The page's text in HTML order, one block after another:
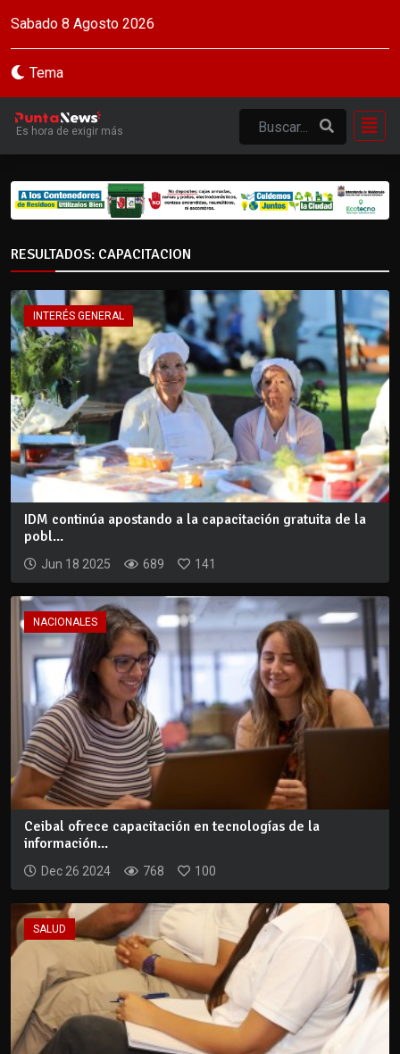
Sabado 8 Agosto 2026
Tema
Es hora de exigir más
RESULTADOS: CAPACITACION
INTERÉS GENERAL
IDM continúa apostando a la capacitación gratuita de la
pobl...
Jun 18 2025 689 141
NACIONALES
Ceibal ofrece capacitación en tecnologías de la
información...
Dec 26 2024 768 100
SALUD